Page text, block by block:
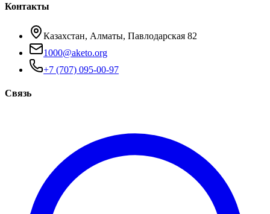
Контакты
Казахстан, Алматы, Павлодарская 82
1000@aketo.org
+7 (707) 095-00-97
Связь